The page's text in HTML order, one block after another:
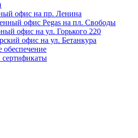
офис на пр. Ленина
офис Pegas на пл. Свободы
офис на ул. Горького 220
офис на ул. Бетанкура